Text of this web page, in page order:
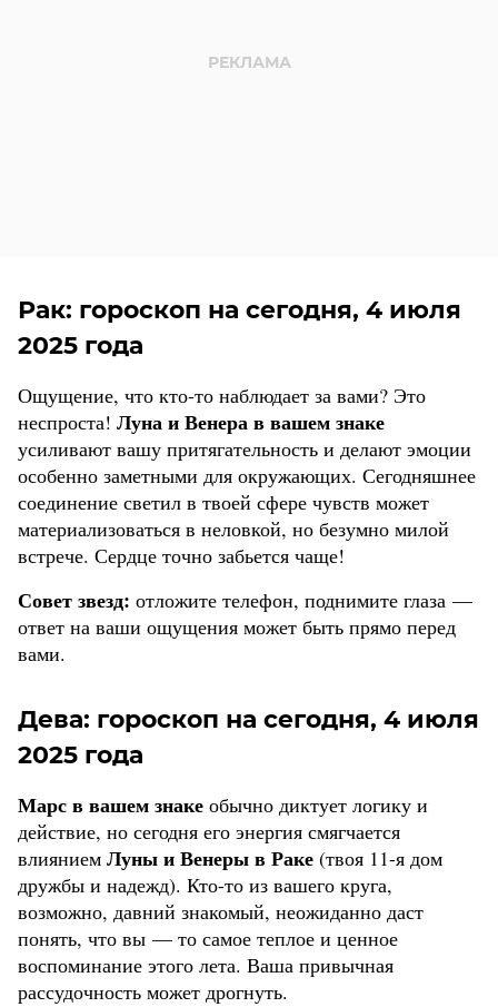
Рак: гороскоп на сегодня, 4 июля
2025 года
Ощущение, что кто-то наблюдает за вами? Это
неспроста! Луна и Венера в вашем знаке
усиливают вашу притягательность и делают эмоции
особенно заметными для окружающих. Сегодняшнее
соединение светил в твоей сфере чувств может
материализоваться в неловкой, но безумно милой
встрече. Сердце точно забьется чаще!
Совет звезд: отложите телефон, поднимите глаза —
ответ на ваши ощущения может быть прямо перед
вами.
Дева: гороскоп на сегодня, 4 июля
2025 года
Марс в вашем знаке обычно диктует логику и
действие, но сегодня его энергия смягчается
влиянием Луны и Венеры в Раке (твоя 11-я дом
дружбы и надежд). Кто-то из вашего круга,
возможно, давний знакомый, неожиданно даст
понять, что вы — то самое теплое и ценное
воспоминание этого лета. Ваша привычная
рассудочность может дрогнуть.